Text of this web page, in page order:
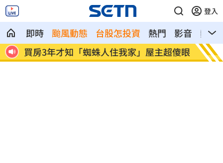
登入
即時 颱風動態 台股怎投資 熱門 影音
熱搜
眼 生日變親人忌日！直升機慶祝墜機4人罹難
台中
曝